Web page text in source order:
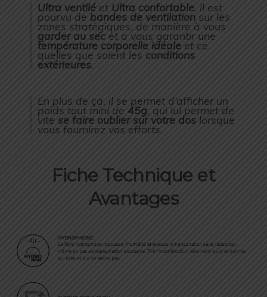
Ultra ventilé et Ultra confortable, il est
pourvu de bandes de ventilation sur les
zones stratégiques, de manière à vous
garder au sec et a vous garantir une
température corporelle idéale et ce
quelles que soient les conditions
extérieures.
En plus de ça, il se permet d’afficher un
poids tout mini de 45g, qui lui permet de
vite se faire oublier sur votre dos lorsque
vous fournirez vos efforts.
Fiche Technique et
Avantages